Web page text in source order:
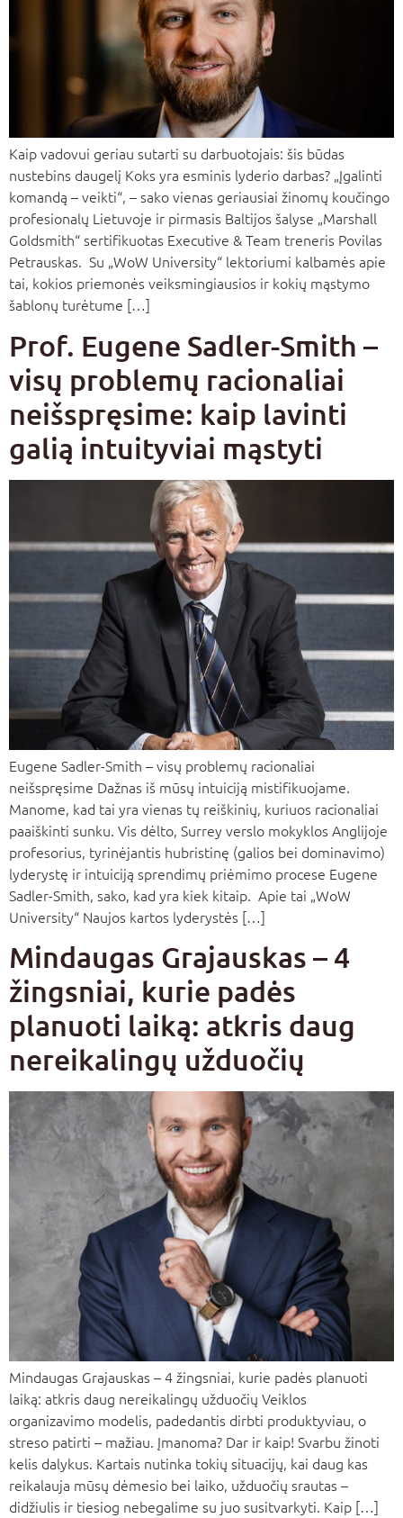
Kaip vadovui geriau sutarti su darbuotojais: šis būdas
nustebins daugelį Koks yra esminis lyderio darbas? „Įgalinti
komandą – veikti“, – sako vienas geriausiai žinomų koučingo
profesionalų Lietuvoje ir pirmasis Baltijos šalyse „Marshall
Goldsmith“ sertifikuotas Executive & Team treneris Povilas
Petrauskas. Su „WoW University“ lektoriumi kalbamės apie
tai, kokios priemonės veiksmingiausios ir kokių mąstymo
šablonų turėtume […]
Prof. Eugene Sadler-Smith –
visų problemų racionaliai
neišspręsime: kaip lavinti
galią intuityviai mąstyti
Eugene Sadler-Smith – visų problemų racionaliai
neišspręsime Dažnas iš mūsų intuiciją mistifikuojame.
Manome, kad tai yra vienas tų reiškinių, kuriuos racionaliai
paaiškinti sunku. Vis dėlto, Surrey verslo mokyklos Anglijoje
profesorius, tyrinėjantis hubristinę (galios bei dominavimo)
lyderystę ir intuiciją sprendimų priėmimo procese Eugene
Sadler-Smith, sako, kad yra kiek kitaip. Apie tai „WoW
University“ Naujos kartos lyderystės […]
Mindaugas Grajauskas – 4
žingsniai, kurie padės
planuoti laiką: atkris daug
nereikalingų užduočių
Mindaugas Grajauskas – 4 žingsniai, kurie padės planuoti
laiką: atkris daug nereikalingų užduočių Veiklos
organizavimo modelis, padedantis dirbti produktyviau, o
streso patirti – mažiau. Įmanoma? Dar ir kaip! Svarbu žinoti
kelis dalykus. Kartais nutinka tokių situacijų, kai daug kas
reikalauja mūsų dėmesio bei laiko, užduočių srautas –
didžiulis ir tiesiog nebegalime su juo susitvarkyti. Kaip […]